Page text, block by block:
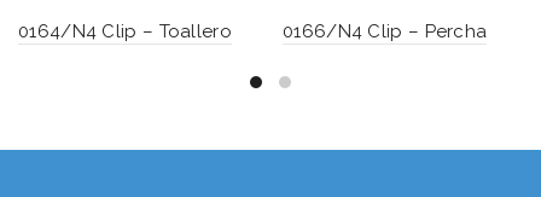
0164/N4 Clip – Toallero 0166/N4 Clip – Percha